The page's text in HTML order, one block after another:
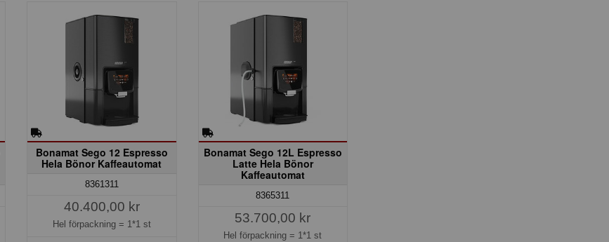
Bonamat Sego 12 Espresso
Hela Bönor Kaffeautomat
8361311
40.400,00 kr
Hel förpackning = 1*1 st
Bonamat Sego 12L Espresso
Latte Hela Bönor
Kaffeautomat
8365311
53.700,00 kr
Hel förpackning = 1*1 st